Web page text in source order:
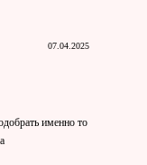
07.04.2025
именно то